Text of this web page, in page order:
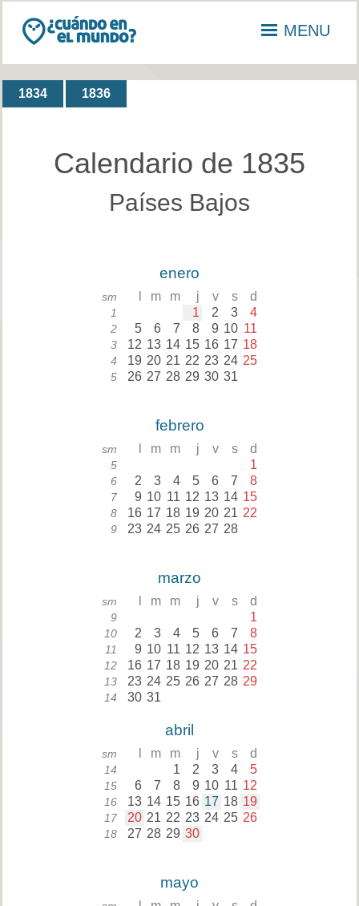
MENU
1834 1836
Calendario de 1835
Países Bajos
enero
sm m m j v s d
1 1 2 3 4
2 5 6 7 8 9 10 11
3 12 13 14 15 16 17 18
4 19 20 21 22 23 24 25
5 26 27 28 29 30 31
febrero
sm m m j v s d
5 1
6 2 3 4 5 6 7 8
7 9 10 11 12 13 14 15
8 16 17 18 19 20 21 22
9 23 24 25 26 27 28
marzo
sm m m j v s d
9 1
10 2 3 4 5 6 7 8
11 9 10 11 12 13 14 15
12 16 17 18 19 20 21 22
13 23 24 25 26 27 28 29
14 30 31
abril
sm m m j v s d
14 1 2 3 4 5
15 6 7 8 9 10 11 12
16 13 14 15 16 17 18 19
17 20 21 22 23 24 25 26
18 27 28 29 30
mayo